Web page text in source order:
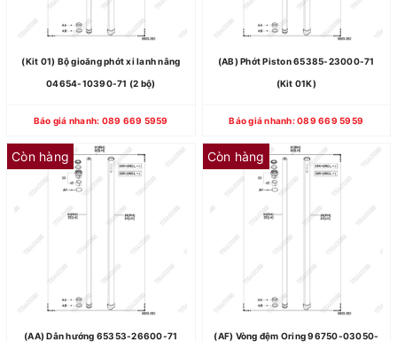
(Kit 01) Bộ gioăng phớt xi lanh nâng
04654-10390-71 (2 bộ)
Báo giá nhanh: 089 669 5959
(AB) Phớt Piston 65385-23000-71
(Kit 01K)
Báo giá nhanh: 089 669 5959
Còn hàng
(AA) Dẫn hướng 65353-26600-71
Còn hàng
(AF) Vòng đệm Oring 96750-03050-